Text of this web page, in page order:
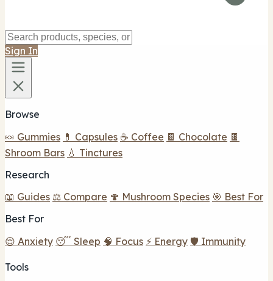
Sign In
Browse
🍬 Gummies 💊 Capsules ☕ Coffee 🍫 Chocolate 🍫
Shroom Bars 💧 Tinctures
Research
📖 Guides ⚖️ Compare 🍄 Mushroom Species 🎯 Best For
Best For
😌 Anxiety 😴 Sleep 🧠 Focus ⚡ Energy 🛡️ Immunity
Tools